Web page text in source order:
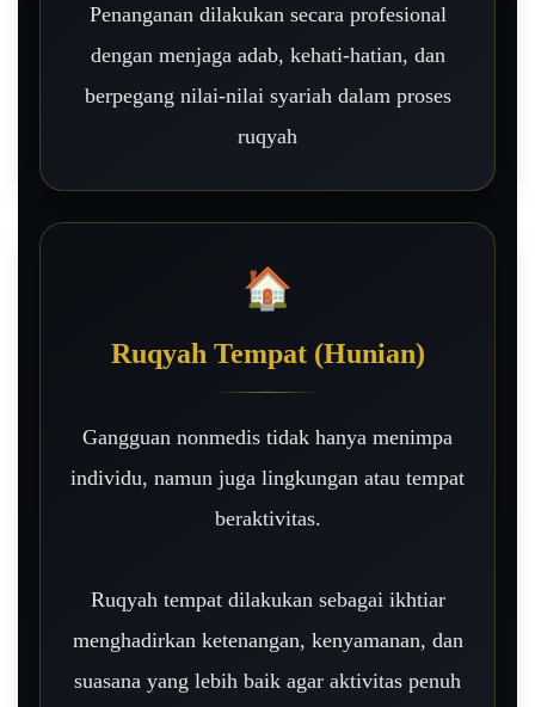
Penanganan dilakukan secara profesional
dengan menjaga adab, kehati-hatian, dan
berpegang nilai-nilai syariah dalam proses
ruqyah
🏠
Ruqyah Tempat (Hunian)
Gangguan nonmedis tidak hanya menimpa
individu, namun juga lingkungan atau tempat
beraktivitas.
Ruqyah tempat dilakukan sebagai ikhtiar
menghadirkan ketenangan, kenyamanan, dan
suasana yang lebih baik agar aktivitas penuh